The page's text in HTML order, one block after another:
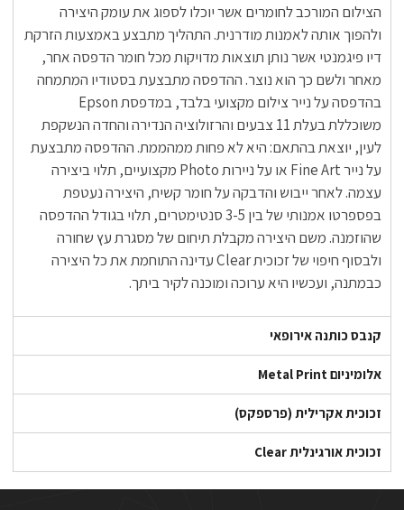
הצילום המורכב לחומרים אשר יוכלו לספוג את עומק היצירה
ולהפוך אותה לאמנות מודרנית. התהליך מתבצע באמצעות הזרקת
דיו פיגמנטי אשר נותן תוצאות מדויקות מכל חומר הדפסה אחר,
מאחר ולשם כך הוא נוצר. ההדפסה מתבצעת בסטודיו המתמחה
בהדפסה על נייר צילום מקצועי בלבד, במדפסת Epson
משוכללת בעלת 11 צבעים והרזולוציה הנדירה והחדה הנשקפת
לעין, יוצאת בהתאם: היא לא פחות ממהממת. ההדפסה מתבצעת
על נייר Fine Art או על ניירות Photo מקצועיים, תלוי ביצירה
עצמה. לאחר ייבוש והדבקה על חומר קשיח, היצירה נעטפת
בפספרטו אמנותי של בין 3-5 סנטימטרים, תלוי בגודל ההדפסה
שהוזמנה. משם היצירה מקבלת תיחום של מסגרת עץ שחורה
ולבסוף חיפוי של זכוכית Clear עדינה התוחמת את כל היצירה
כבמתנה, ועכשיו היא ערוכה ומוכנה לקיר ביתך.
קנבס כותנה אירופאי
אלומיניום Metal Print
זכוכית אקרילית (פרספקס)
זכוכית אורגינלית Clear